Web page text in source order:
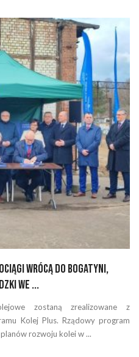
wrócą do Bogatyni,
we ...
zostaną zrealizowane z
Kolej Plus. Rządowy program
rozwoju kolei w ...